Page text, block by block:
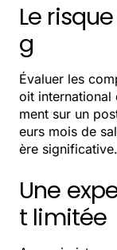
Le
g
Évaluer les
oit international
ment sur un
eurs mois de
ère significative.
Une
t limitée